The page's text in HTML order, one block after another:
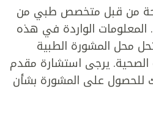
من قبل متخصص طبي من
المعلومات الواردة في هذه
محل المشورة الطبية
الصحية. يرجى استشارة مقدم
للحصول على المشورة بشأن